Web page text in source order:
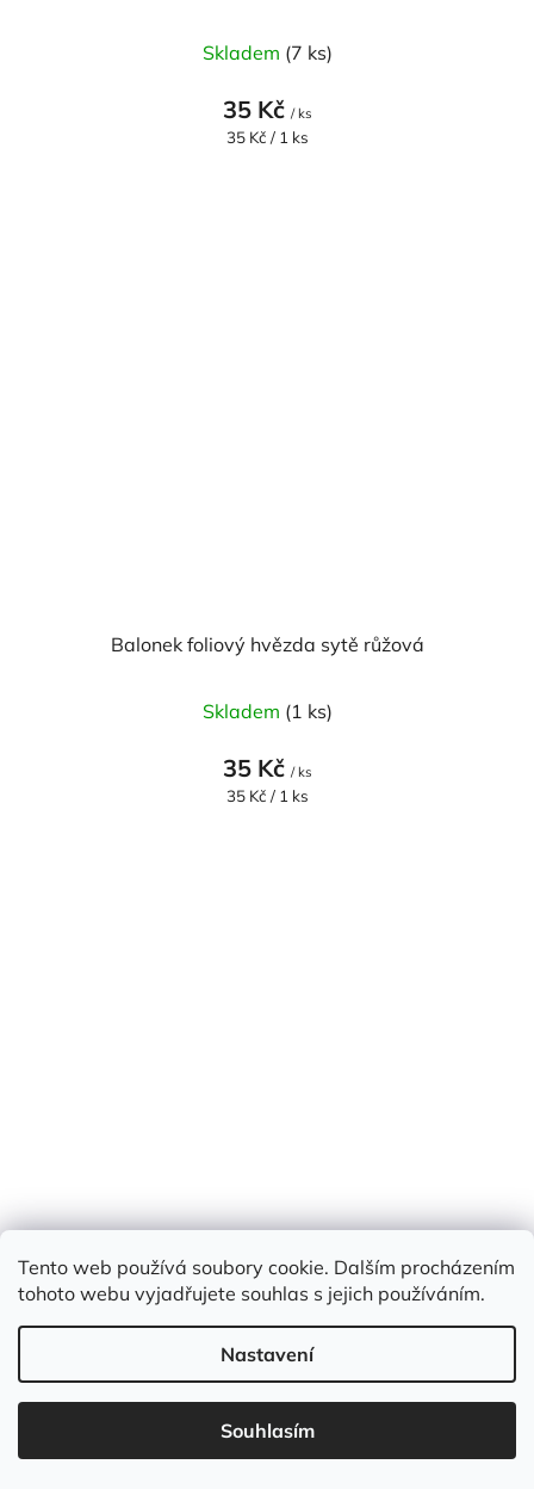
Tento web používá soubory cookie. Dalším procházením
tohoto webu vyjadřujete souhlas s jejich používáním.
Nastavení
Souhlasím
Skladem (7 ks)
35 Kč / ks
Měrná
35 Kč / 1 ks
Balonek foliový hvězda sytě růžová
Skladem (1 ks)
35 Kč / ks
Měrná
35 Kč / 1 ks
Balonek foliový srdce rose gold
Skladem (3 ks)
35 Kč/ ks
35 Kč / 1 ks